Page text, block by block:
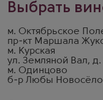
Выбрать
м. Октябрьское
пр-кт Маршала
м. Курская
ул. Земляной Вал, д.
м. Одинцово
б-р Любы